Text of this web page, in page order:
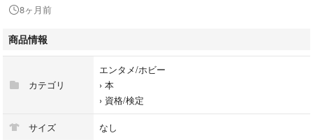
8ヶ月前
商品情報
カテゴリ
エンタメ/ホビー
› 本
› 資格/検定
サイズ なし